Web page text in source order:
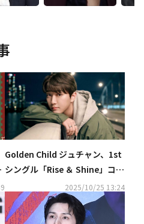
Golden Child ジュチャン、1st
シングル「Rise ＆ Shine」コン
セプトフォトを公開2025/10/25 13:24